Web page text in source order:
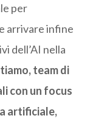
per
arrivare infine
dell’AI nella
team di
con un focus
artificiale,